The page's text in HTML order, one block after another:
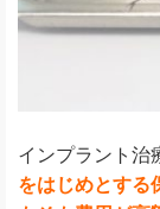
インプラント治
をはじめとする